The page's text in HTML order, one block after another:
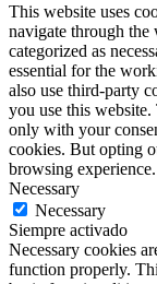
This website uses
navigate through the
categorized as
essential for the
also use third-party
you use this
only with your
cookies. But opting
browsing experience.
Necessary
Necessary
Siempre activado
Necessary cookies
function properly.